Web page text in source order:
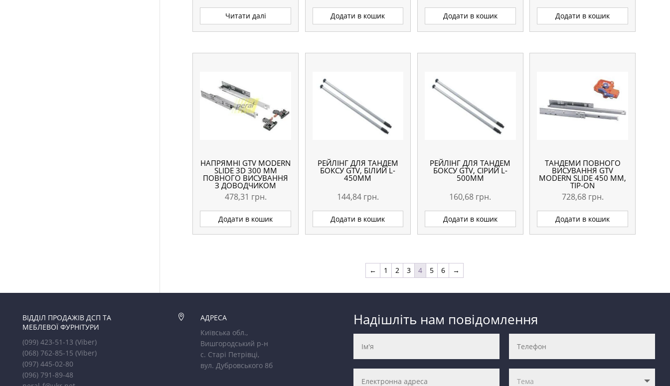
Читати далі Додати в кошик Додати в кошик Додати в кошик
НАПРЯМНІ GTV MODERN
SLIDE 3D 300 ММ
ПОВНОГО ВИСУВАННЯ
З ДОВОДЧИКОМ
478,31 грн.
Додати в кошик
РЕЙЛІНГ ДЛЯ ТАНДЕМ
БОКСУ GTV, БІЛИЙ L-
450ММ
144,84 грн.
Додати в кошик
РЕЙЛІНГ ДЛЯ ТАНДЕМ
БОКСУ GTV, СІРИЙ L-
500ММ
160,68 грн.
Додати в кошик
ТАНДЕМИ ПОВНОГО
ВИСУВАННЯ GTV
MODERN SLIDE 450 ММ,
TIP-ON
728,68 грн.
Додати в кошик
← 1 2 3 4 5 6 →
ВІДДІЛ ПРОДАЖІВ ДСП ТА
МЕБЛЕВОЇ ФУРНІТУРИ
(099) 423-51-13(Viber)
(068) 762-85-15(Viber)
(097) 445-02-80
(096) 791-89-48

АДРЕСА
Київська обл.,
Вишгородський р-н
с. Старі Петрівці,
вул. Дубровського 8б
Надішліть нам повідомлення